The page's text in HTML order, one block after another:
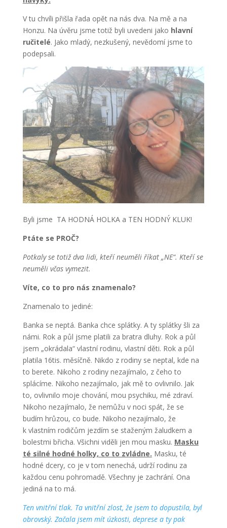
V tu chvíli přišla řada opět na nás dva. Na mě a na
Honzu. Na úvěru jsme totiž byli uvedeni jako hlavní
ručitelé. Jako mladý, nezkušený, nevědomí jsme to
podepsali.
Byli jsme TA HODNÁ HOLKA a TEN HODNÝ KLUK!
Ptáte se PROČ?
Potkaly se totiž dva lidi, kteří neuměli říkat „NE“. Kteří se
neuměli včas vymezit.
Víte, co to pro nás znamenalo?
Znamenalo to jediné:
Banka se neptá. Banka chce splátky. A ty splátky šli za
námi. Rok a půl jsme platili za bratra dluhy. Rok a půl
jsem „okrádala“ vlastní rodinu, vlastní děti. Rok a půl
platila 16tis. měsíčně. Nikdo z rodiny se neptal, kde na
to berete. Nikoho z rodiny nezajímalo, z čeho to
splácíme. Nikoho nezajímalo, jak mě to ovlivnilo. Jak
to, ovlivnilo moje chování, mou psychiku, mé zdraví.
Nikoho nezajímalo, že nemůžu v noci spát, že se
budím hrůzou, co bude. Nikoho nezajímalo, že
k vlastním rodičům jezdím se staženým žaludkem a
bolestmi břicha. Všichni viděli jen mou masku. Masku
té silné hodné holky, co to zvládne. Masku, té
hodné dcery, co je v tom nenechá, udrží rodinu za
každou cenu pohromadě. Všechny je zachrání. Ona
jediná na to má.
Ten vnitřní tlak. Ta vnitřní zlost, že jsem to dopustila, byl
obrovský. Začala jsem mít úzkosti, deprese a ty pak